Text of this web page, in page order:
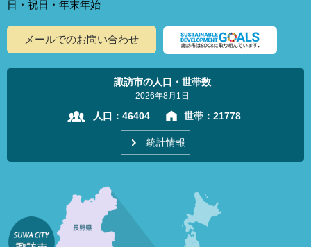
日・祝日・年末年始
メールでのお問い合わせ
諏訪市の人口・世帯数
2026年8月1日
人口： 46404 世帯： 21778
統計情報